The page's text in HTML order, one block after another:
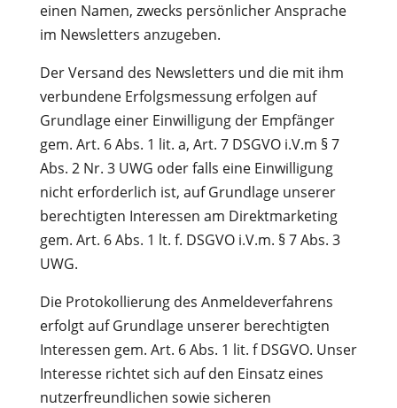
einen Namen, zwecks persönlicher Ansprache
im Newsletters anzugeben.
Der Versand des Newsletters und die mit ihm
verbundene Erfolgsmessung erfolgen auf
Grundlage einer Einwilligung der Empfänger
gem. Art. 6 Abs. 1 lit. a, Art. 7 DSGVO i.V.m § 7
Abs. 2 Nr. 3 UWG oder falls eine Einwilligung
nicht erforderlich ist, auf Grundlage unserer
berechtigten Interessen am Direktmarketing
gem. Art. 6 Abs. 1 lt. f. DSGVO i.V.m. § 7 Abs. 3
UWG.
Die Protokollierung des Anmeldeverfahrens
erfolgt auf Grundlage unserer berechtigten
Interessen gem. Art. 6 Abs. 1 lit. f DSGVO. Unser
Interesse richtet sich auf den Einsatz eines
nutzerfreundlichen sowie sicheren